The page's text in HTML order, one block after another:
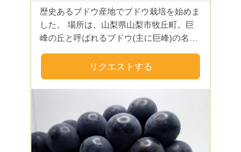
歴史あるブドウ産地でブドウ栽培を始めま
した。 場所は、山梨県山梨市牧丘町。巨
峰の丘と呼ばれるブドウ(主に巨峰)の名産
どの品種も多く栽培されブドウの一大産地
として有名な地域です。 そんなブドウの
産地で育った私ですが、ブドウの栽培につ
いて農業大学校で学び2021年よりブドウ
の栽培を開始いたしました。 巨峰はもち
ろんですが、それ以外の様々な品種を栽培
しておりますので是非リクエストをお待ち
リクエストする